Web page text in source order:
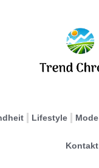
Lifestyle Mode
Kontakt